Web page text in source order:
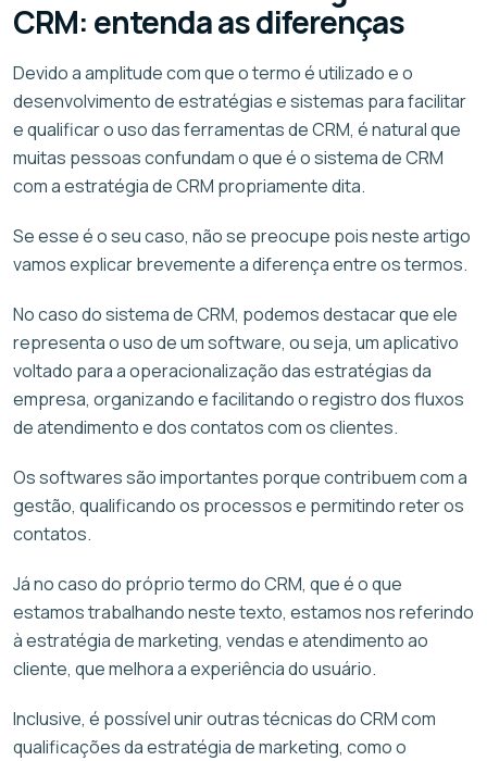
CRM: entenda as diferenças
Devido a amplitude com que o termo é utilizado e o
desenvolvimento de estratégias e sistemas para facilitar
e qualificar o uso das ferramentas de CRM, é natural que
muitas pessoas confundam o que é o sistema de CRM
com a estratégia de CRM propriamente dita.
Se esse é o seu caso, não se preocupe pois neste artigo
vamos explicar brevemente a diferença entre os termos.
No caso do sistema de CRM, podemos destacar que ele
representa o uso de um software, ou seja, um aplicativo
voltado para a operacionalização das estratégias da
empresa, organizando e facilitando o registro dos fluxos
de atendimento e dos contatos com os clientes.
Os softwares são importantes porque contribuem com a
gestão, qualificando os processos e permitindo reter os
contatos.
Já no caso do próprio termo do CRM, que é o que
estamos trabalhando neste texto, estamos nos referindo
à estratégia de marketing, vendas e atendimento ao
cliente, que melhora a experiência do usuário.
Inclusive, é possível unir outras técnicas do CRM com
qualificações da estratégia de marketing, como o